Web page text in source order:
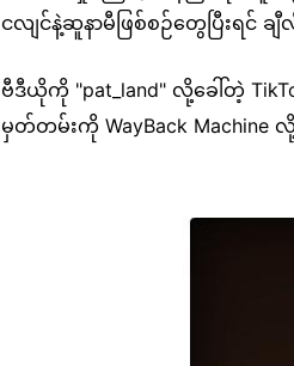
ငလျင်နဲ့ဆူနာမီဖြစ်စဉ်တွေပြီးရင်
ဗီဒီယိုကို "pat_land" လို့ခေါ်တဲ့
မှတ်တမ်းကို WayBack